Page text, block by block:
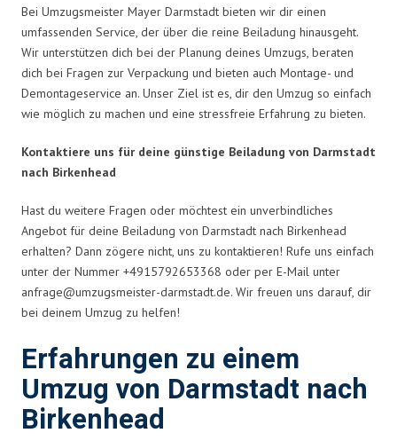
Bei Umzugsmeister Mayer Darmstadt bieten wir dir einen
umfassenden Service, der über die reine Beiladung hinausgeht.
Wir unterstützen dich bei der Planung deines Umzugs, beraten
dich bei Fragen zur Verpackung und bieten auch Montage- und
Demontageservice an. Unser Ziel ist es, dir den Umzug so einfach
wie möglich zu machen und eine stressfreie Erfahrung zu bieten.
Kontaktiere uns für deine günstige Beiladung von Darmstadt
nach Birkenhead
Hast du weitere Fragen oder möchtest ein unverbindliches
Angebot für deine Beiladung von Darmstadt nach Birkenhead
erhalten? Dann zögere nicht, uns zu kontaktieren! Rufe uns einfach
unter der Nummer +4915792653368 oder per E-Mail unter
anfrage@umzugsmeister-darmstadt.de. Wir freuen uns darauf, dir
bei deinem Umzug zu helfen!
Erfahrungen zu einem
Umzug von Darmstadt nach
Birkenhead